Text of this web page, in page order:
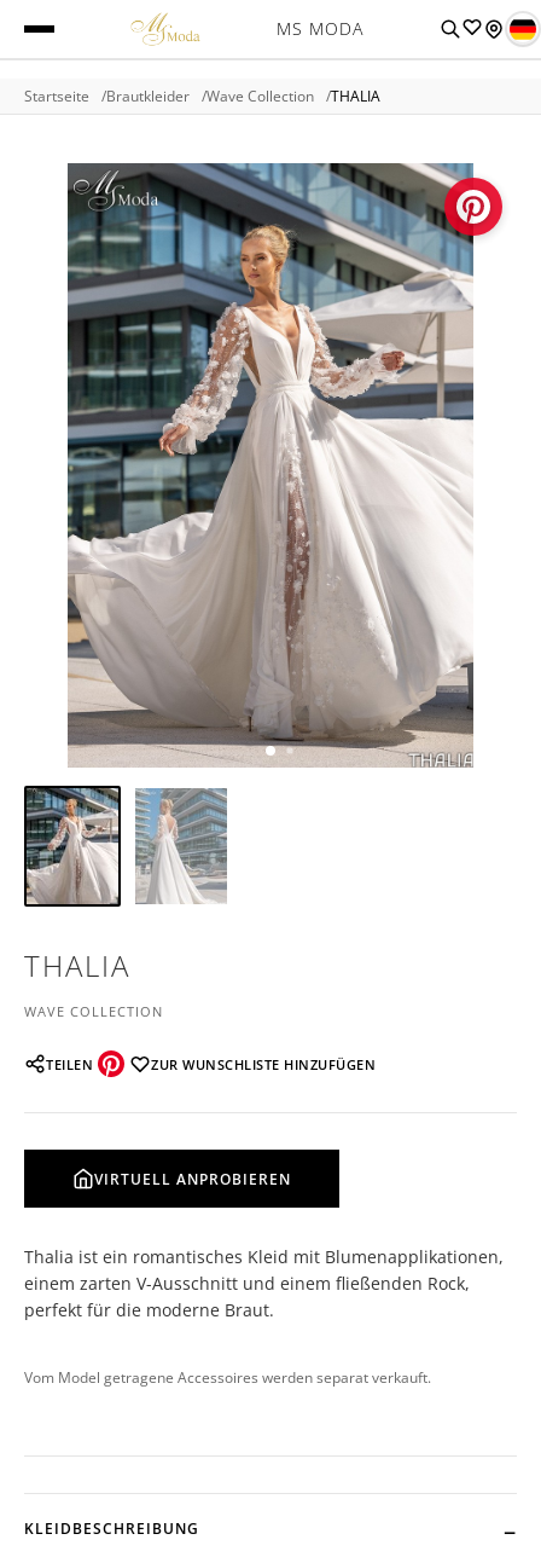
MS MODA
Startseite Brautkleider Wave Collection THALIA
THALIA
WAVE COLLECTION
TEILEN ZUR WUNSCHLISTE HINZUFÜGEN
VIRTUELL ANPROBIEREN
Thalia ist ein romantisches Kleid mit Blumenapplikationen,
einem zarten V-Ausschnitt und einem fließenden Rock,
perfekt für die moderne Braut.
Vom Model getragene Accessoires werden separat verkauft.
KLEIDBESCHREIBUNG